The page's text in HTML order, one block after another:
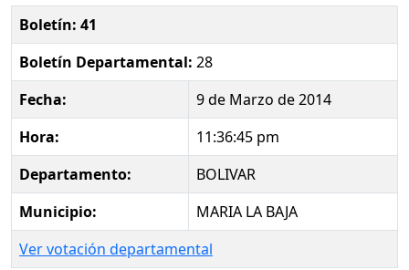
Boletín: 41
Boletín Departamental: 28
Fecha:
9 de Marzo de 2014
Hora:
11:36:45 pm
Departamento:
BOLIVAR
Municipio:
MARIA LA BAJA
Ver votación departamental